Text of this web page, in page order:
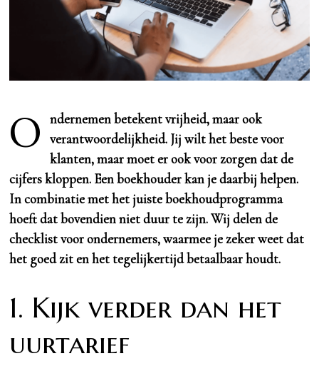
O
ndernemen betekent vrijheid, maar ook
verantwoordelijkheid. Jij wilt het beste voor
klanten, maar moet er ook voor zorgen dat de
cijfers kloppen. Een boekhouder kan je daarbij helpen.
In combinatie met het juiste boekhoudprogramma
hoeft dat bovendien niet duur te zijn. Wij delen de
checklist voor ondernemers, waarmee je zeker weet dat
het goed zit en het tegelijkertijd betaalbaar houdt.
1. Kijk verder dan het
uurtarief